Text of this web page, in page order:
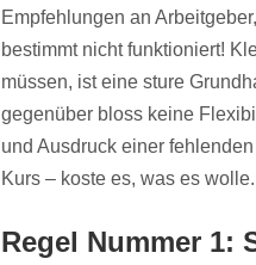
Empfehlungen an
bestimmt nicht funktioniert!
müssen, ist eine sture
gegenüber bloss keine
und Ausdruck einer
Kurs – koste es, was es wolle.
Regel Nummer 1: